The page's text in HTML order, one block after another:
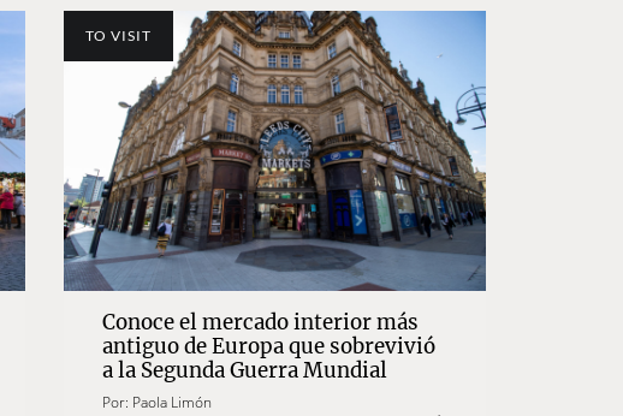
TO VISIT
Conoce el mercado interior más
antiguo de Europa que sobrevivió
a la Segunda Guerra Mundial
Por: Paola Limón